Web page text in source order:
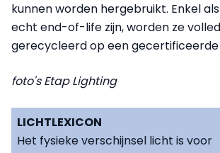
kunnen worden hergebruikt. Enkel
echt end-of-life zijn, worden ze
gerecycleerd op een gecertificeerde
foto's Etap Lighting
LICHTLEXICON
Het fysieke verschijnsel licht is voor